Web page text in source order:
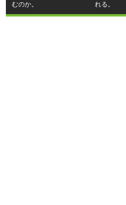
むのか。
れる。